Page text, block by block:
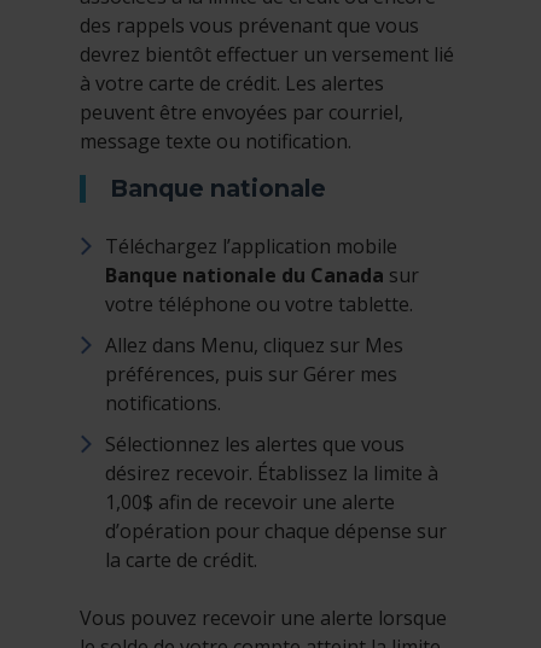
des rappels vous prévenant que vous
devrez bientôt effectuer un versement lié
à votre carte de crédit. Les alertes
peuvent être envoyées par courriel,
message texte ou notification.
Banque nationale
Téléchargez l’application mobile
Banque nationale du Canada sur
votre téléphone ou votre tablette.
Allez dans Menu, cliquez sur Mes
préférences, puis sur Gérer mes
notifications.
Sélectionnez les alertes que vous
désirez recevoir. Établissez la limite à
1,00$ afin de recevoir une alerte
d’opération pour chaque dépense sur
la carte de crédit.
Vous pouvez recevoir une alerte lorsque